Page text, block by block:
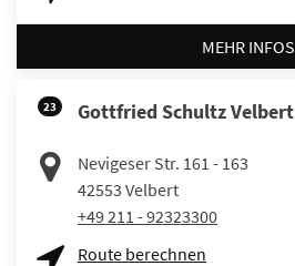
MEHR INFOS
23 Gottfried Schultz Velbert
Nevigeser Str. 161 - 163
42553 Velbert
+49 211 - 92323300
Route berechnen